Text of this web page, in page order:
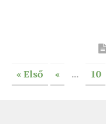
« Első « ... 10